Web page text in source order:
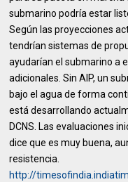
submarino podría estar
Según las proyecciones
tendrían sistemas de
ayudarían el submarino a
adicionales. Sin AIP, un
bajo el agua de forma
está desarrollando
DCNS. Las evaluaciones
dice que es muy buena,
resistencia.
http://